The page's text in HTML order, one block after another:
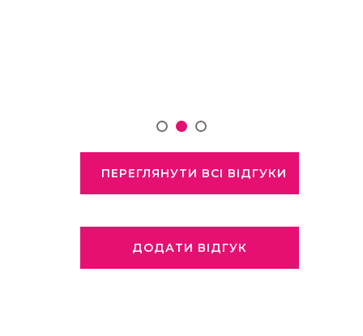
ПЕРЕГЛЯНУТИ ВСІ ВІДГУКИ
ДОДАТИ ВІДГУК